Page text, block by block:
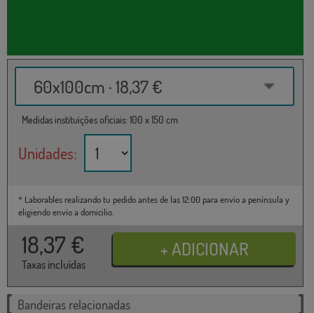
60x100cm · 18,37 €
Medidas instituições oficiais: 100 x 150 cm
Unidades:
* Laborables realizando tu pedido antes de las 12:00 para envío a península y
eligiendo envío a domicilio.
18,37 €
Taxas incluídas
Bandeiras relacionadas